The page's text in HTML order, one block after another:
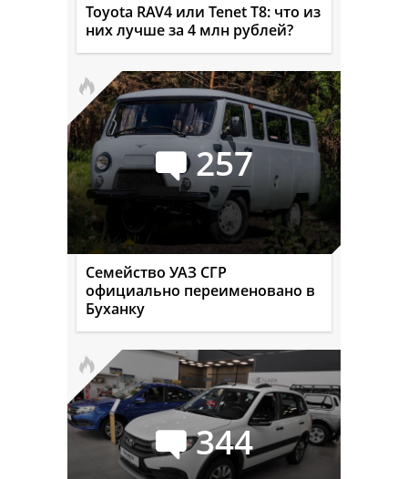
Toyota RAV4 или Tenet T8: что из
них лучше за 4 млн рублей?
257
Семейство УАЗ СГР
официально переименовано в
Буханку
344